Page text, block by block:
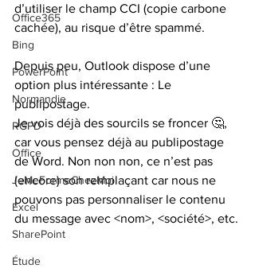
Office365
Bing
PowerPoint
Normandie
RGPD
Office
JeMeFormeChezMoi
Excel
SharePoint
Étude
d’utiliser le champ CCI (copie carbone
cachée), au risque d’être spammé.
Depuis peu, Outlook dispose d’une
option plus intéressante : Le
publipostage.
Je vois déjà des sourcils se froncer 🤔,
car vous pensez déjà au publipostage
de Word. Non non non, ce n’est pas
(encore) son remplaçant car nous ne
pouvons pas personnaliser le contenu
du message avec <nom>, <société>, etc.